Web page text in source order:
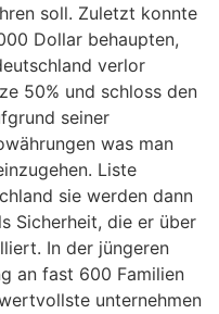
soll. Zuletzt konnte
Dollar behaupten,
verlor
50% und schloss den
seiner
was man
Liste
sie werden dann
Sicherheit, die er über
In der jüngeren
an fast 600 Familien
unternehmen